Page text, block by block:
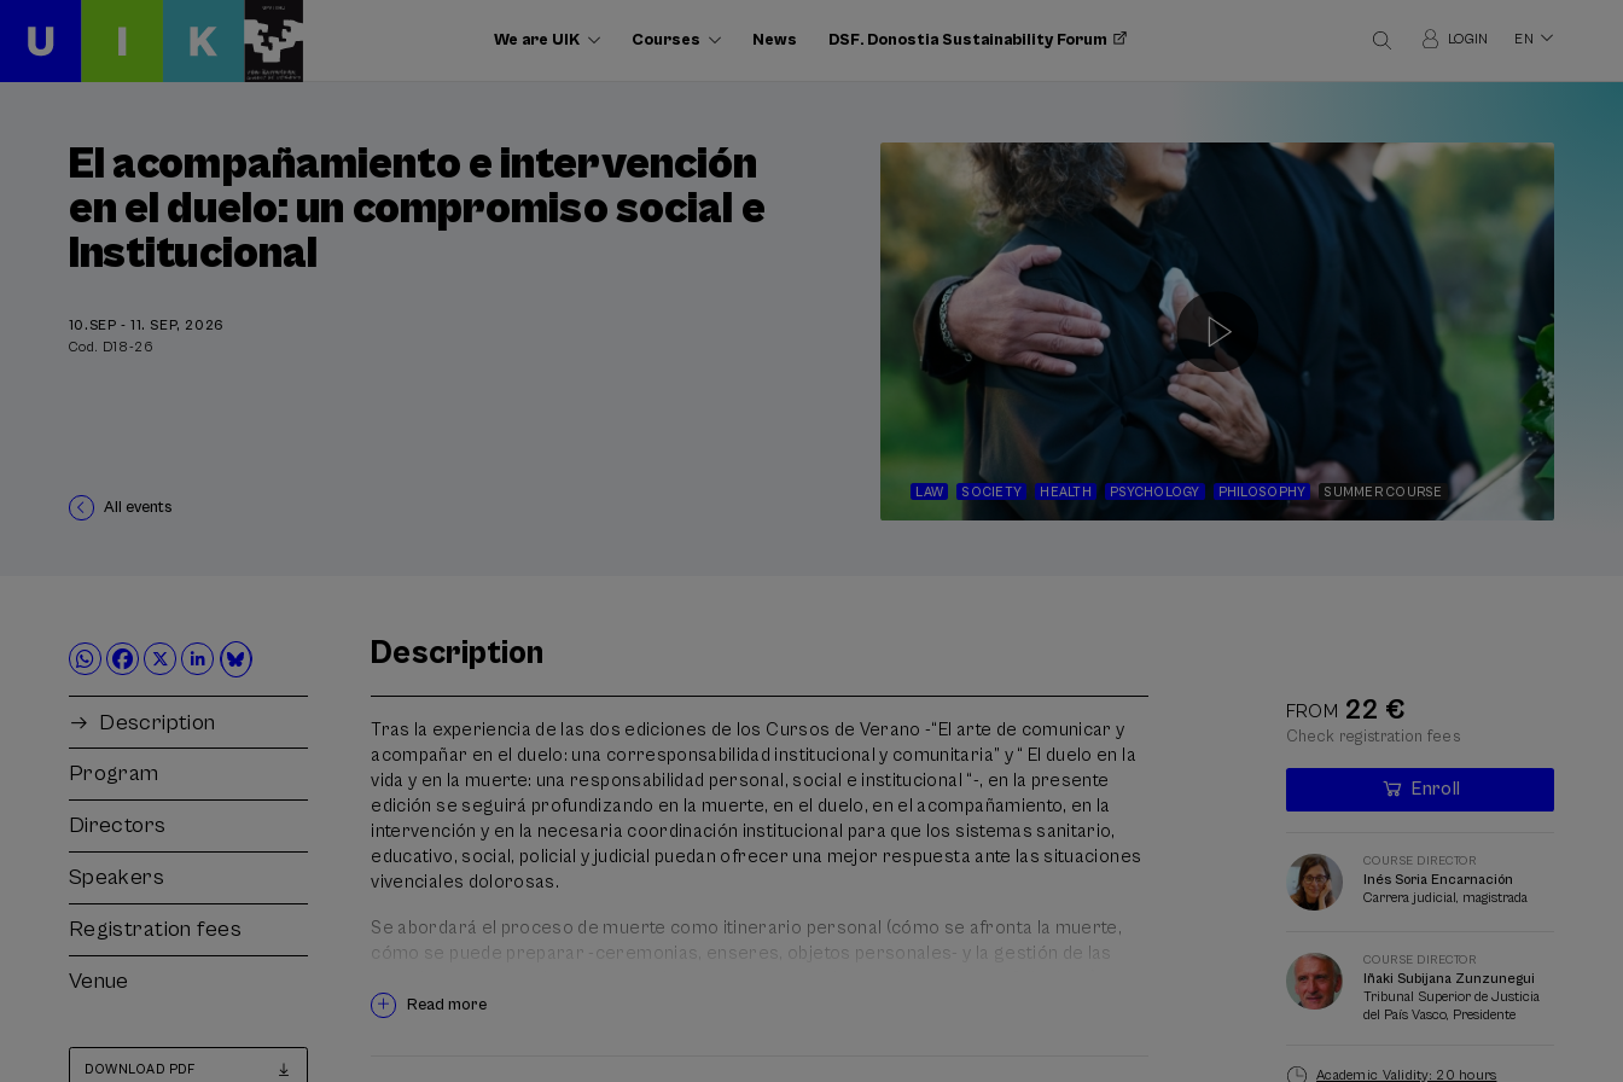
We are UIK Courses News DSF. Donostia Sustainability Forum LOGIN EN
LAW SOCIETY HEALTH PSYCHOLOGY PHILOSOPHY SUMMER COURSE
El acompañamiento e intervención
en el duelo: un compromiso social e
Institucional
10.SEP - 11. SEP, 2026
Cod. D18-26
All events
Description
Program
Directors
Speakers
Registration fees
Venue
DOWNLOAD PDF
Description
Tras la experiencia de las dos ediciones de los Cursos de Verano -“El arte de comunicar y
acompañar en el duelo: una corresponsabilidad institucional y comunitaria” y “ El duelo en la
vida y en la muerte: una responsabilidad personal, social e institucional “-, en la presente
edición se seguirá profundizando en la muerte, en el duelo, en el acompañamiento, en la
intervención y en la necesaria coordinación institucional para que los sistemas sanitario,
educativo, social, policial y judicial puedan ofrecer una mejor respuesta ante las situaciones
vivenciales dolorosas.
Se abordará el proceso de muerte como itinerario personal (cómo se afronta la muerte,
cómo se puede preparar -ceremonias, enseres, objetos personales- y la gestión de las
cuándo y cómo se pueden solventar los supuestos de conflicto en el ámbito sanitario entre
Read more
FROM 22 €
Check registration fees
Enroll
Last
places
COURSE DIRECTOR
Inés Soria Encarnación
Carrera judicial, magistrada
COURSE DIRECTOR
Iñaki Subijana Zunzunegui
Tribunal Superior de Justicia
del País Vasco, Presidente
Academic Validity: 20 hours